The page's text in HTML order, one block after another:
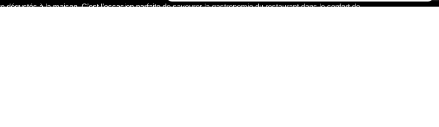
à la maison. C’est l’occasion parfaite de savourer la gastronomie du restaurant dans le confort de